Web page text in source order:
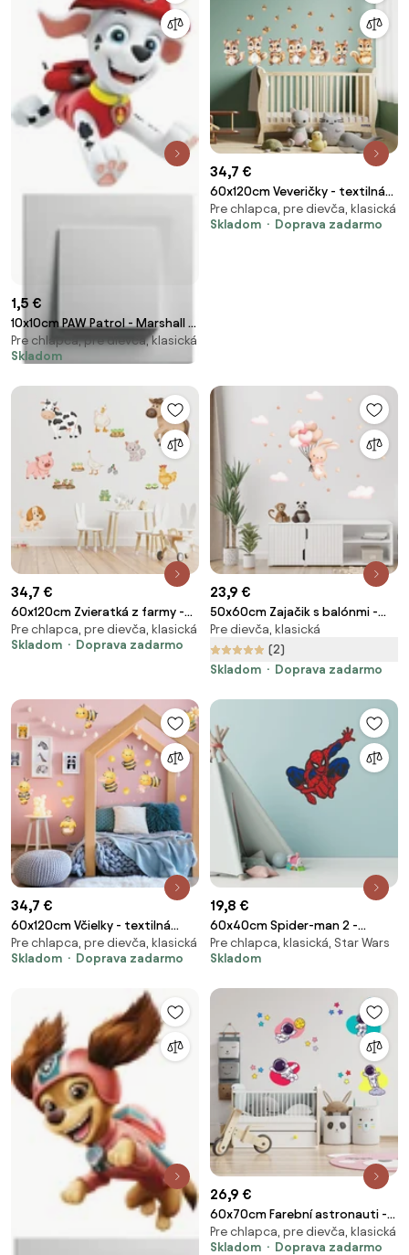
1,5 €
10x10cm PAW Patrol - Marshall -
nálepka nad vypínač
Pre chlapca, pre dievča, klasická
Skladom
34,7 €
60x120cm Veveričky - textilná
nálepka na stenu
Pre chlapca, pre dievča, klasická
Skladom
Doprava zadarmo
34,7 €
60x120cm Zvieratká z farmy -
textilná nálepka na stenu
Pre chlapca, pre dievča, klasická
Skladom
Doprava zadarmo
23,9 €
50x60cm Zajačik s balónmi -
ružová - textilná nálepka na
stenu
Pre dievča, klasická
(2)
Skladom
Doprava zadarmo
34,7 €
60x120cm Včielky - textilná
nálepka na stenu
Pre chlapca, pre dievča, klasická
Skladom
Doprava zadarmo
19,8 €
60x40cm Spider-man 2 -
nálepka na stenu
Pre chlapca, klasická, Star Wars
Skladom
26,9 €
60x70cm Farební astronauti -
textilná nálepka na stenu
Pre chlapca, pre dievča, klasická
Skladom
Doprava zadarmo